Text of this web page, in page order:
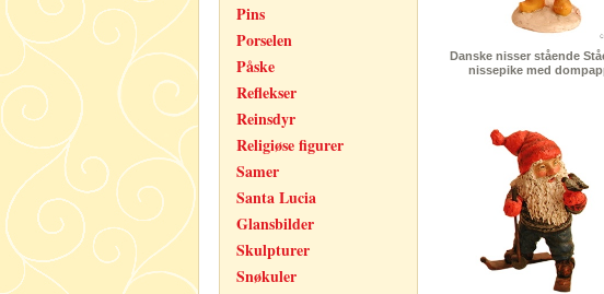
Pins
Porselen
Påske
Reflekser
Reinsdyr
Religiøse figurer
Samer
Santa Lucia
Glansbilder
Skulpturer
Snøkuler
Danske nisser stående
nissepike med